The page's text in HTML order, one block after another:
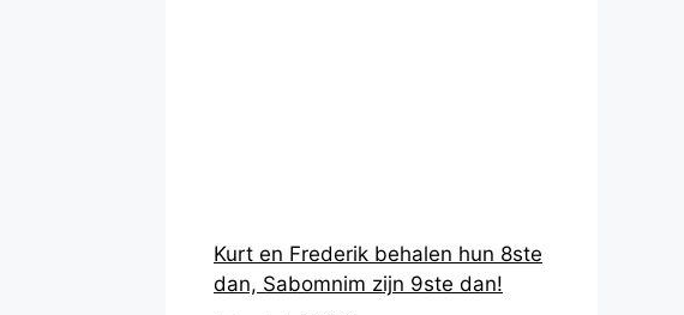
Kurt en Frederik behalen hun 8ste
dan, Sabomnim zijn 9ste dan!